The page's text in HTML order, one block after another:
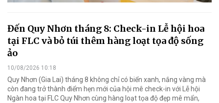
Đến Quy Nhơn tháng 8: Check-in Lễ hội hoa
tại FLC và bỏ túi thêm hàng loạt tọa độ sống
ảo
10/08/2026 10:18
Quy Nhơn (Gia Lai) tháng 8 không chỉ có biển xanh, nắng vàng mà
còn đang trở thành điểm hẹn mới của hội mê check-in với Lễ hội
Ngàn hoa tại FLC Quy Nhơn cùng hàng loạt tọa độ đẹp mê mẩn,